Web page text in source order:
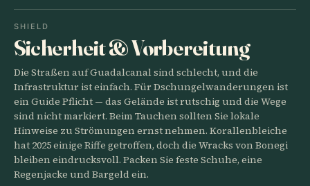
SHIELD
Sicherheit & Vorbereitung
Die Straßen auf Guadalcanal sind schlecht, und die
Infrastruktur ist einfach. Für Dschungelwanderungen ist
ein Guide Pflicht — das Gelände ist rutschig und die Wege
sind nicht markiert. Beim Tauchen sollten Sie lokale
Hinweise zu Strömungen ernst nehmen. Korallenbleiche
hat 2025 einige Riffe getroffen, doch die Wracks von Bonegi
bleiben eindrucksvoll. Packen Sie feste Schuhe, eine
Regenjacke und Bargeld ein.